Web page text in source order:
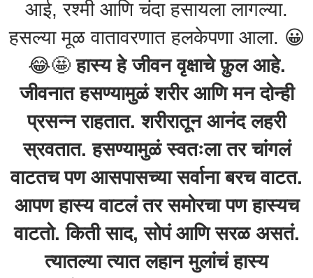
आई, रश्मी आणि चंदा हसायला लागल्या.
हसल्या मूळ वातावरणात हलकेपणा आला. 😀
😂🤩हास्य हे जीवन वृक्षाचे फ़ुल आहे.
जीवनात हसण्यामुळं शरीर आणि मन दोन्ही
प्रसन्न राहतात. शरीरातून आनंद लहरी
स्रवतात. हसण्यामुळं स्वतःला तर चांगलं
वाटतच पण आसपासच्या सर्वाना बरच वाटत.
आपण हास्य वाटलं तर समोरचा पण हास्यच
वाटतो. किती साद, सोपं आणि सरळ असतं.
त्यातल्या त्यात लहान मुलांचं हास्य